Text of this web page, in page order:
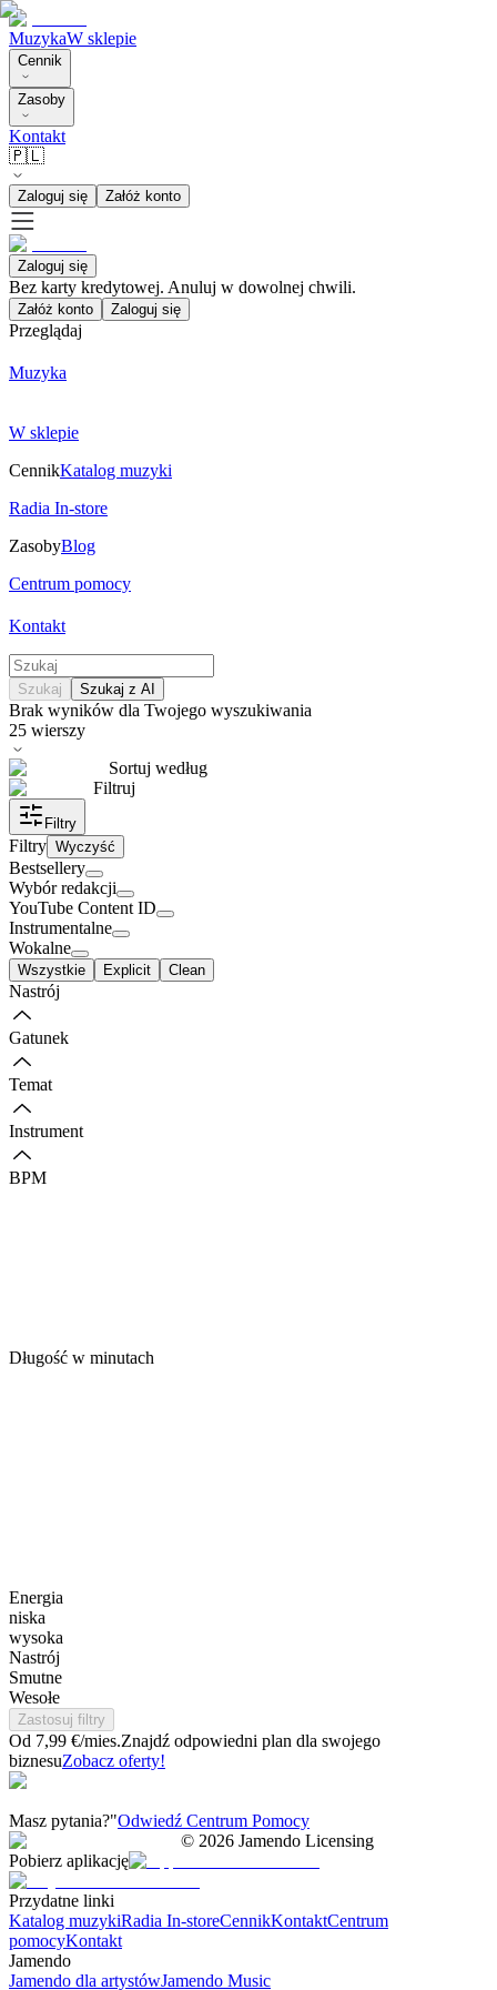
MuzykaW sklepie
Cennik
Zasoby
Kontakt
🇵🇱
Zaloguj się Załóż konto
Zaloguj się
Bez karty kredytowej. Anuluj w dowolnej chwili.
Załóż konto Zaloguj się
Przeglądaj
Muzyka
W sklepie
CennikKatalog muzyki
Radia In-store
ZasobyBlog
Centrum pomocy
Kontakt
Szukaj Szukaj z AI
Brak wyników dla Twojego wyszukiwania
25 wierszy
Sortuj według
Filtruj
Filtry
Filtry Wyczyść
Bestsellery
Wybór redakcji
YouTube Content ID
Instrumentalne
Wokalne
Wszystkie Explicit Clean
Nastrój
Gatunek
Temat
Instrument
BPM
Długość w minutach
Energia
niska
wysoka
Nastrój
Smutne
Wesołe
Zastosuj filtry
Od 7,99 €/mies.Znajdź odpowiedni plan dla swojego
biznesuZobacz oferty!
Masz pytania?"Odwiedź Centrum Pomocy
© 2026 Jamendo Licensing
Pobierz aplikację
Przydatne linki
Katalog muzykiRadia In-storeCennikKontaktCentrum
pomocyKontakt
Jamendo
Jamendo dla artystówJamendo Music